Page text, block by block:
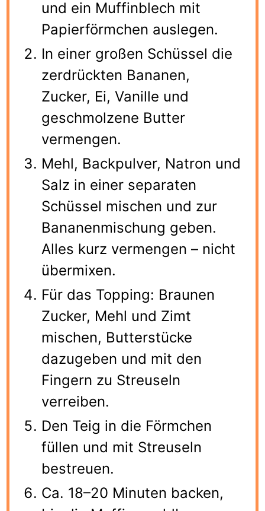
und ein Muffinblech mit
Papierförmchen auslegen.
In einer großen Schüssel die
zerdrückten Bananen,
Zucker, Ei, Vanille und
geschmolzene Butter
vermengen.
Mehl, Backpulver, Natron und
Salz in einer separaten
Schüssel mischen und zur
Bananenmischung geben.
Alles kurz vermengen – nicht
übermixen.
Für das Topping: Braunen
Zucker, Mehl und Zimt
mischen, Butterstücke
dazugeben und mit den
Fingern zu Streuseln
verreiben.
Den Teig in die Förmchen
füllen und mit Streuseln
bestreuen.
Ca. 18–20 Minuten backen,